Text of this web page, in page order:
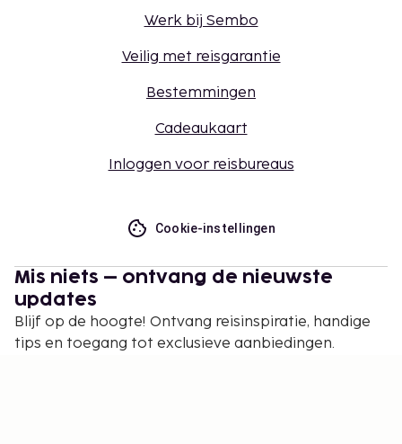
Werk bij Sembo
Veilig met reisgarantie
Bestemmingen
Cadeaukaart
Inloggen voor reisbureaus
Cookie-instellingen
Mis niets – ontvang de nieuwste
updates
Blijf op de hoogte! Ontvang reisinspiratie, handige
tips en toegang tot exclusieve aanbiedingen.